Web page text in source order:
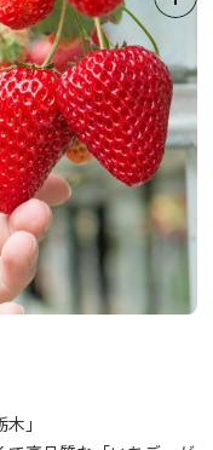
別チケットが必要で
ん）
」